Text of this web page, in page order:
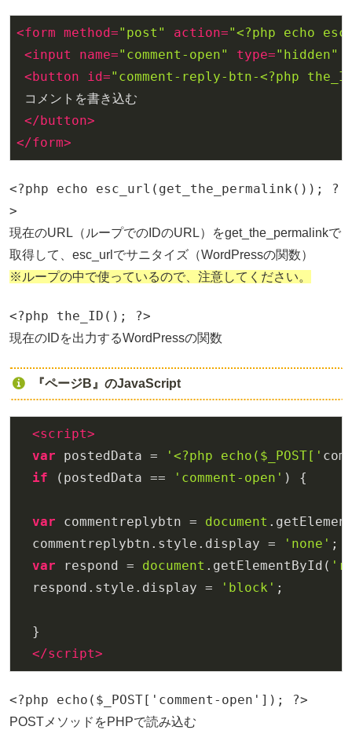
<form method="post" action="<?php echo
<input name="comment-open" type="hidden"
<button id="comment-reply-btn-<?php
コメントを書き込む
</button>
</form>
<?php echo esc_url(get_the_permalink()); ?
>
現在のURL（ループでのIDのURL）をget_the_permalinkで
取得して、esc_urlでサニタイズ（WordPressの関数）
※ループの中で使っているので、注意してください。
<?php the_ID(); ?>
現在のIDを出力するWordPressの関数
『ページB』のJavaScript
<script>
var postedData = '<?php echo($_POST['
if (postedData == 'comment-open' ) {
var commentreplybtn = document
  commentreplybtn.style.display =
'none' ;
var respond = document .getElementById(
  respond.style.display =
'block' ;
  }
</script>
<?php echo($_POST['comment-open']); ?>
POSTメソッドをPHPで読み込む